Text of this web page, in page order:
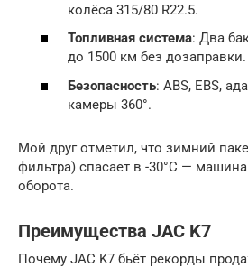
колёса 315/80 R22.5.
Топливная система: Два
до 1500 км без дозаправки.
Безопасность: ABS, EBS,
камеры 360°.
Мой друг отметил, что зимний
фильтра) спасает в -30°C —
оборота.
Преимущества JAC K7
Почему JAC K7 бьёт рекорды